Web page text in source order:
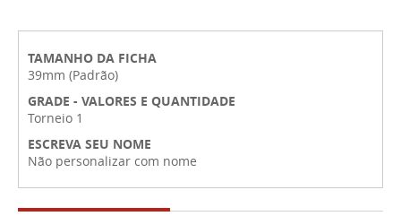
TAMANHO DA FICHA
39mm (Padrão)
GRADE - VALORES E QUANTIDADE
Torneio 1
ESCREVA SEU NOME
Não personalizar com nome